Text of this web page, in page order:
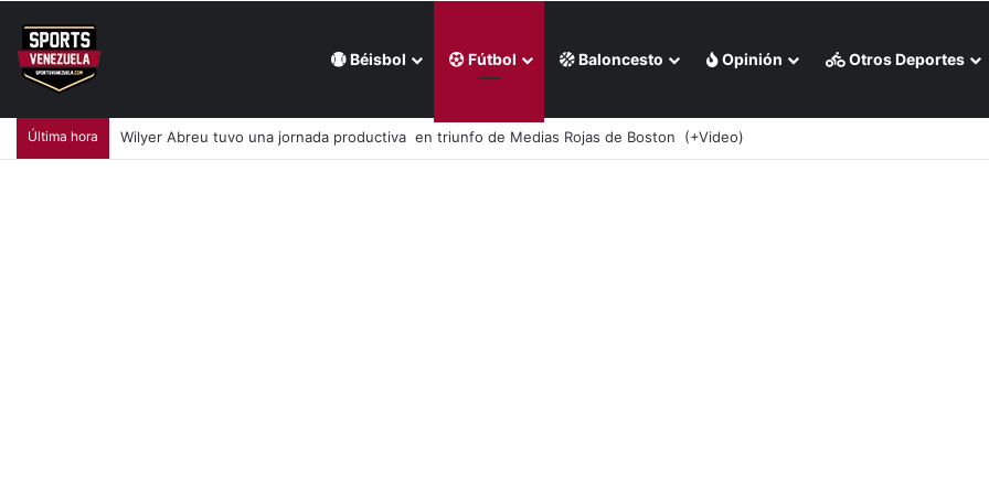
Béisbol Fútbol Baloncesto Opinión Otros Deportes
Última hora Ronald Acuña Jr sonó un par jonrones y extendió racha de victorias de Bravos de Atlanta (+Videos)